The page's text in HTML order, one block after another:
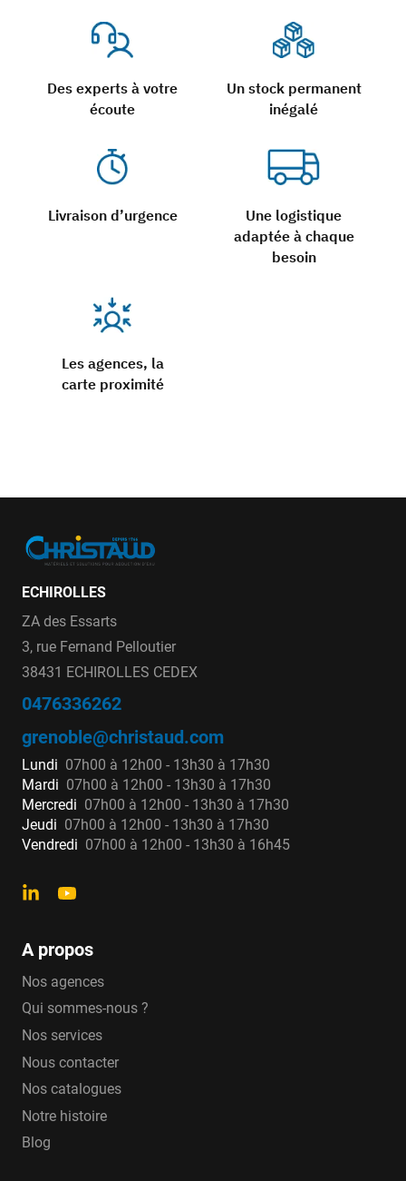
Des experts à votre
écoute
Un stock permanent
inégalé
Livraison d’urgence
Une logistique
adaptée à chaque
besoin
Les agences, la
carte proximité
ECHIROLLES
ZA des Essarts
3, rue Fernand Pelloutier
38431 ECHIROLLES CEDEX
0476336262
grenoble@christaud.com
Lundi 07h00 à 12h00 - 13h30 à 17h30
Mardi 07h00 à 12h00 - 13h30 à 17h30
Mercredi 07h00 à 12h00 - 13h30 à 17h30
Jeudi 07h00 à 12h00 - 13h30 à 17h30
Vendredi 07h00 à 12h00 - 13h30 à 16h45
A propos
Nos agences
Qui sommes-nous ?
Nos services
Nous contacter
Nos catalogues
Notre histoire
Blog